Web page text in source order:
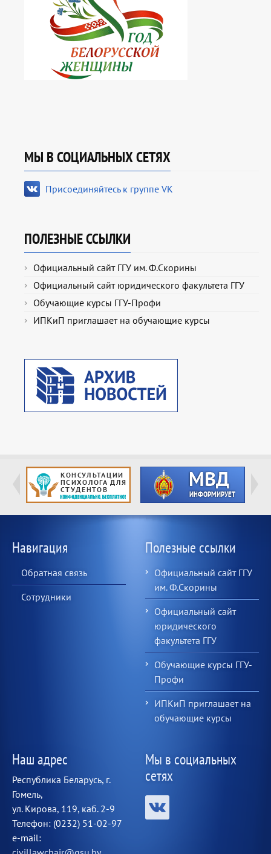
МЫ В СОЦИАЛЬНЫХ СЕТЯХ
Присоединяйтесь к группе VK
ПОЛЕЗНЫЕ ССЫЛКИ
Официальный сайт ГГУ им. Ф.Скорины
Официальный сайт юридического факультета ГГУ
Обучающие курсы ГГУ-Профи
ИПКиП приглашает на обучающие курсы
Навигация
Обратная связь
Сотрудники
Полезные ссылки
Официальный сайт ГГУ
им. Ф.Скорины
Официальный сайт
юридического
факультета ГГУ
Обучающие курсы ГГУ-
Профи
ИПКиП приглашает на
обучающие курсы
Наш адрес
Республика Беларусь, г.
Гомель,
ул. Кирова, 119, каб. 2-9
Телефон: (0232) 51-02-97
e-mail:
Мы в социальных
сетях